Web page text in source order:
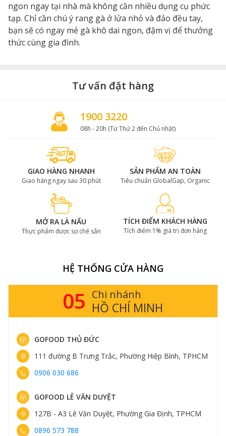
ngon ngay tại nhà mà không cần nhiều dụng cụ phức
tạp. Chỉ cần chú ý rang gà ở lửa nhỏ và đảo đều tay,
bạn sẽ có ngay mẻ gà khô dai ngon, đậm vị để thưởng
thức cùng gia đình.
Tư vấn đặt hàng
1900 3220
08h - 20h (Từ Thứ 2 đến Chủ nhật)
GIAO HÀNG NHANH
Giao hàng ngay sau 30 phút
SẢN PHẨM AN TOÀN
Tiêu chuẩn GlobalGap, Organic
MỞ RA LÀ NẤU
Thực phẩm được sơ chế sẵn
TÍCH ĐIỂM KHÁCH HÀNG
Tích điểm 1% giá trị đơn hàng
HỆ THỐNG CỬA HÀNG
05 Chi nhánh
HỒ CHÍ MINH
GOFOOD THỦ ĐỨC
111 đường B Trưng Trắc, Phường Hiệp Bình, TPHCM
0906 030 686
GOFOOD LÊ VĂN DUYỆT
127B - A3 Lê Văn Duyệt, Phường Gia Định, TPHCM
0896 573 788